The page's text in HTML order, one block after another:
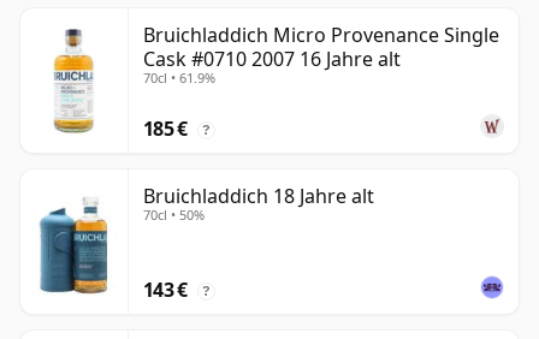
Bruichladdich Micro Provenance Single
Cask #0710 2007 16 Jahre alt
70cl • 61.9%
185 € ?
Bruichladdich 18 Jahre alt
70cl • 50%
143 € ?